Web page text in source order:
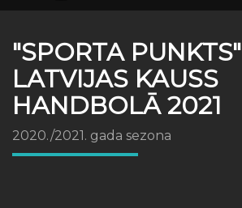
"SPORTA PUNKTS"
LATVIJAS KAUSS
HANDBOLĀ 2021
2020./2021. gada sezona